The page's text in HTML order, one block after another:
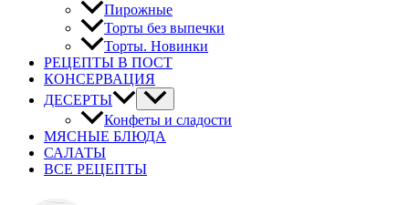
Пирожные
Торты без выпечки
Торты. Новинки
РЕЦЕПТЫ В ПОСТ
КОНСЕРВАЦИЯ
ДЕСЕРТЫ
Конфеты и сладости
МЯСНЫЕ БЛЮДА
САЛАТЫ
ВСЕ РЕЦЕПТЫ